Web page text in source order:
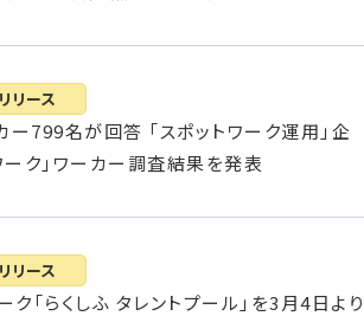
リース
799名が回答 「スポットワーク運用」企
ーク」ワーカー調査結果を発表
リース
ク「らくしふ タレントプール」を3月4日より